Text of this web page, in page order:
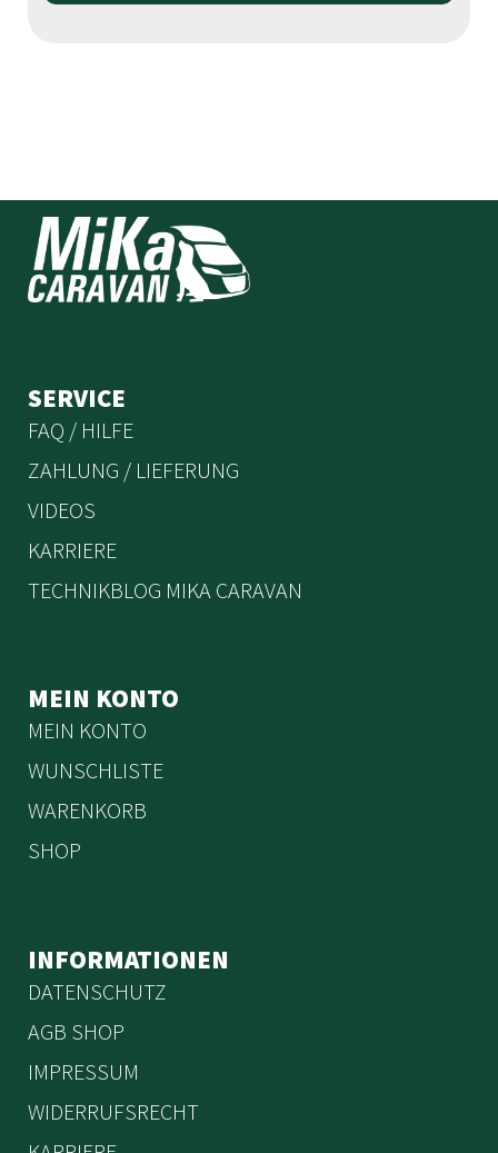
SERVICE
FAQ / HILFE
ZAHLUNG / LIEFERUNG
VIDEOS
KARRIERE
TECHNIKBLOG MIKA CARAVAN
MEIN KONTO
MEIN KONTO
WUNSCHLISTE
WARENKORB
SHOP
INFORMATIONEN
DATENSCHUTZ
AGB SHOP
IMPRESSUM
WIDERRUFSRECHT